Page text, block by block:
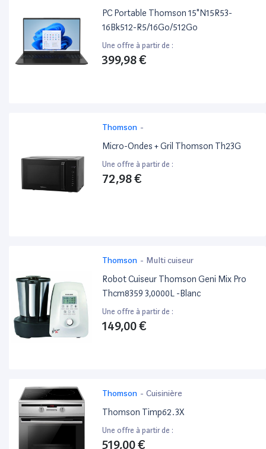
PC Portable Thomson 15"N15R53-
16Bk512-R5/16Go/512Go
Une offre à partir de :
399,98 €
Thomson -
Micro-Ondes + Gril Thomson Th23G
Une offre à partir de :
72,98 €
Thomson - Multi cuiseur
Robot Cuiseur Thomson Geni Mix Pro
Thcm8359 3,0000L -Blanc
Une offre à partir de :
149,00 €
Thomson - Cuisinière
Thomson Timp62.3X
Une offre à partir de :
519,00 €